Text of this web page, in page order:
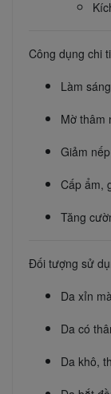
Công dụng chi
Làm
Mờ thâm
Giảm
Cấp ẩm,
Tăng
Đối tượng sử
Da xỉn
Da có
Da khô,